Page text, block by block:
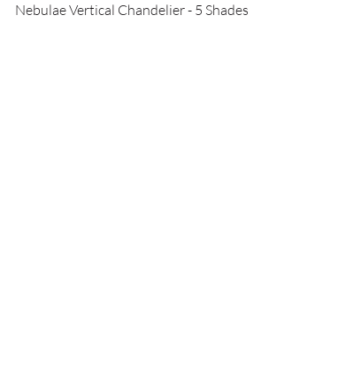
Nebulae Vertical Chandelier - 5 Shades